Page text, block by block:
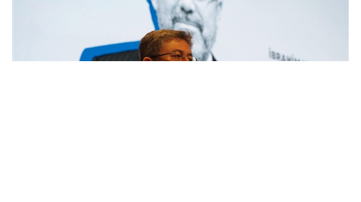
Yumaklı’dan Muhammed Hamdi Büyüktaş..